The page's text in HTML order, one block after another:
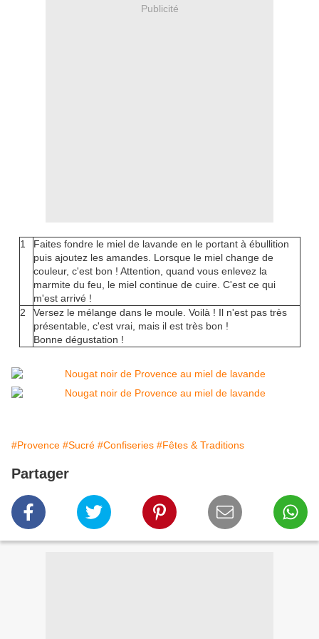
Publicité
1
Faites fondre le miel de lavande en le portant à ébullition
puis ajoutez les amandes. Lorsque le miel change de
couleur, c'est bon ! Attention, quand vous enlevez la
marmite du feu, le miel continue de cuire. C'est ce qui
m'est arrivé !
2
Versez le mélange dans le moule. Voilà ! Il n'est pas très
présentable, c'est vrai, mais il est très bon !
Bonne dégustation !
#Provence #Sucré #Confiseries #Fêtes & Traditions
Partager